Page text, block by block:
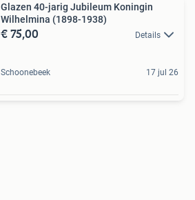
Glazen 40-jarig Jubileum Koningin
Wilhelmina (1898-1938)
€ 75,00 Details
Schoonebeek 17 jul 26